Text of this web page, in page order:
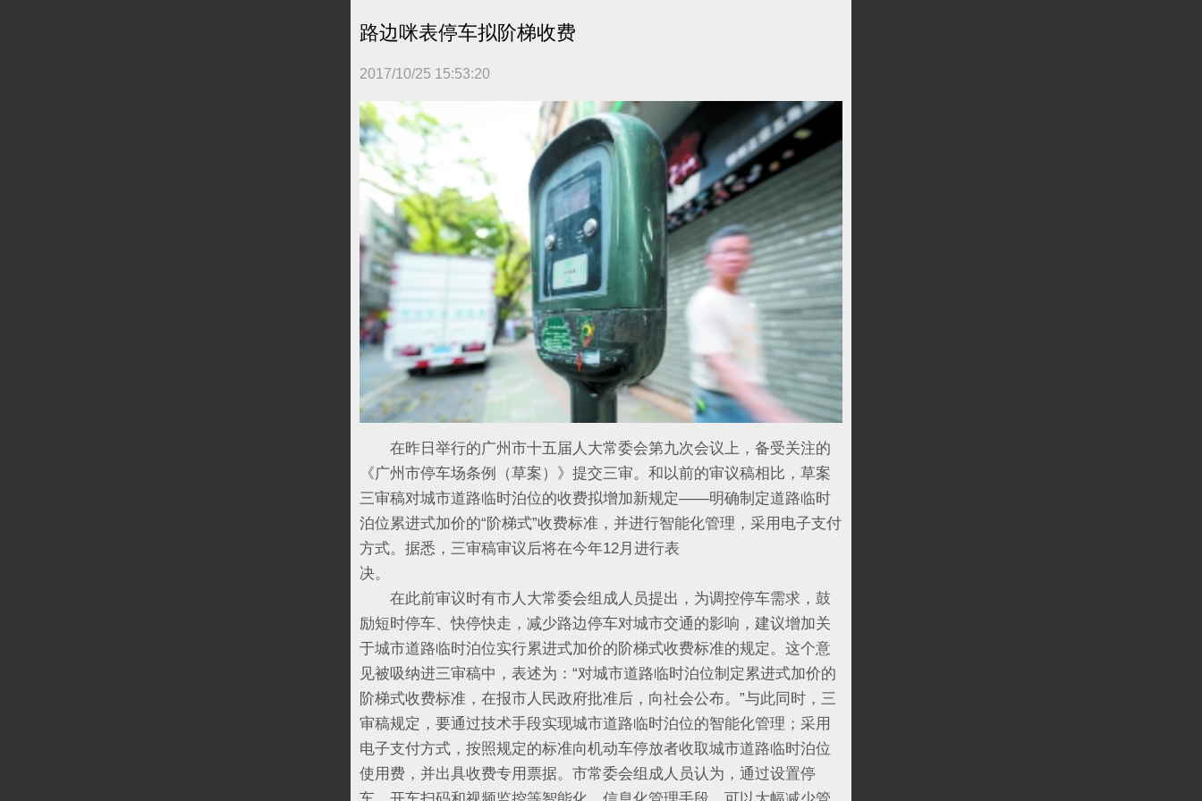
路边咪表停车拟阶梯收费
2017/10/25 15:53:20
在昨日举行的广州市十五届人大常委会第九次会议上，备受关注的
《广州市停车场条例（草案）》提交三审。和以前的审议稿相比，草案
三审稿对城市道路临时泊位的收费拟增加新规定——明确制定道路临时
泊位累进式加价的“阶梯式”收费标准，并进行智能化管理，采用电子支付
方式。据悉，三审稿审议后将在今年12月进行表
决。
在此前审议时有市人大常委会组成人员提出，为调控停车需求，鼓
励短时停车、快停快走，减少路边停车对城市交通的影响，建议增加关
于城市道路临时泊位实行累进式加价的阶梯式收费标准的规定。这个意
见被吸纳进三审稿中，表述为：“对城市道路临时泊位制定累进式加价的
阶梯式收费标准，在报市人民政府批准后，向社会公布。”与此同时，三
审稿规定，要通过技术手段实现城市道路临时泊位的智能化管理；采用
电子支付方式，按照规定的标准向机动车停放者收取城市道路临时泊位
使用费，并出具收费专用票据。市常委会组成人员认为，通过设置停